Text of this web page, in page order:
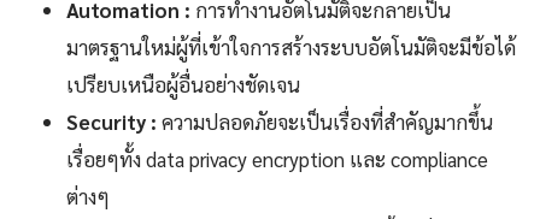
Automation : การทำงานอัตโนมัติจะกลายเป็น
มาตรฐานใหม่ผู้ที่เข้าใจการสร้างระบบอัตโนมัติจะมีข้อได้
เปรียบเหนือผู้อื่นอย่างชัดเจน
Security : ความปลอดภัยจะเป็นเรื่องที่สำคัญมากขึ้น
เรื่อยๆทั้ง data privacy encryption และ compliance
ต่างๆ